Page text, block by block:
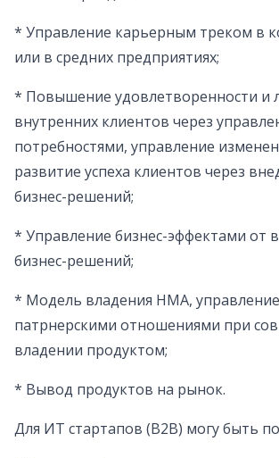
* Управление карьерным треком в
или в средних предприятиях;
* Повышение удовлетворенности и
внутренних клиентов через
потребностями, управление
развитие успеха клиентов через
бизнес-решений;
* Управление бизнес-эффектами от
бизнес-решений;
* Модель владения НМА, управление
патрнерскими отношениями при
владении продуктом;
* Вывод продуктов на рынок.
Для ИТ стартапов (B2B) могу быть